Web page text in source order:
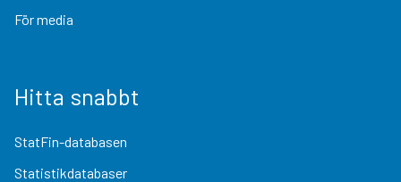
För media
Hitta snabbt
StatFin-databasen
Statistikdatabaser